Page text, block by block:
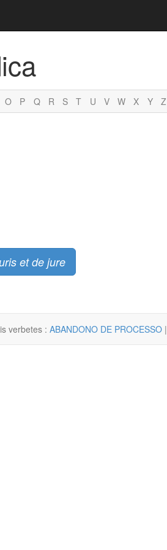
O P Q R S T U V W X Y Z
et de jure
verbetes : ABANDONO DE PROCESSO |